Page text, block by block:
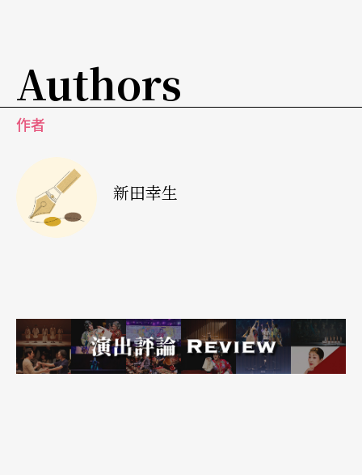
Authors
作者
新田幸生